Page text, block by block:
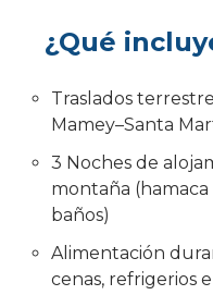
¿Qué
Traslados
Mamey–Santa
3 Noches de
montaña
baños)
Alimentación
cenas, refrigerios